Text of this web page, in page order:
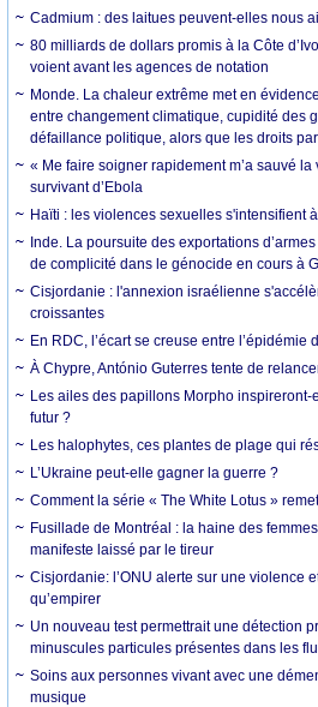
Cadmium : des laitues peuvent-elles nous
80 milliards de dollars promis à la Côte
voient avant les agences de notation
Monde. La chaleur extrême met en
entre changement climatique, cupidité des
défaillance politique, alors que les droits
« Me faire soigner rapidement m’a sauvé
survivant d’Ebola
Haïti : les violences sexuelles s'intensifient
Inde. La poursuite des exportations
de complicité dans le génocide en cours à
Cisjordanie : l'annexion israélienne
croissantes
En RDC, l’écart se creuse entre l’épidémie
À Chypre, António Guterres tente de
Les ailes des papillons Morpho
futur ?
Les halophytes, ces plantes de plage qui
L’Ukraine peut-elle gagner la guerre ?
Comment la série « The White Lotus »
Fusillade de Montréal : la haine des
manifeste laissé par le tireur
Cisjordanie: l’ONU alerte sur une violence
qu’empirer
Un nouveau test permettrait une détection
minuscules particules présentes dans les
Soins aux personnes vivant avec une
musique